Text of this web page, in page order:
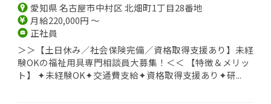
愛知県 名古屋市中村区 北畑町1丁目28番地
月給220,000円 ～
正社員
＞＞【土日休み／社会保険完備／資格取得支援あり】未経
験OKの福祉用具専門相談員大募集！＜＜ 【特徴＆メリッ
ト】 ✦未経験OK✦交通費支給✦資格取得支援あり✦研...